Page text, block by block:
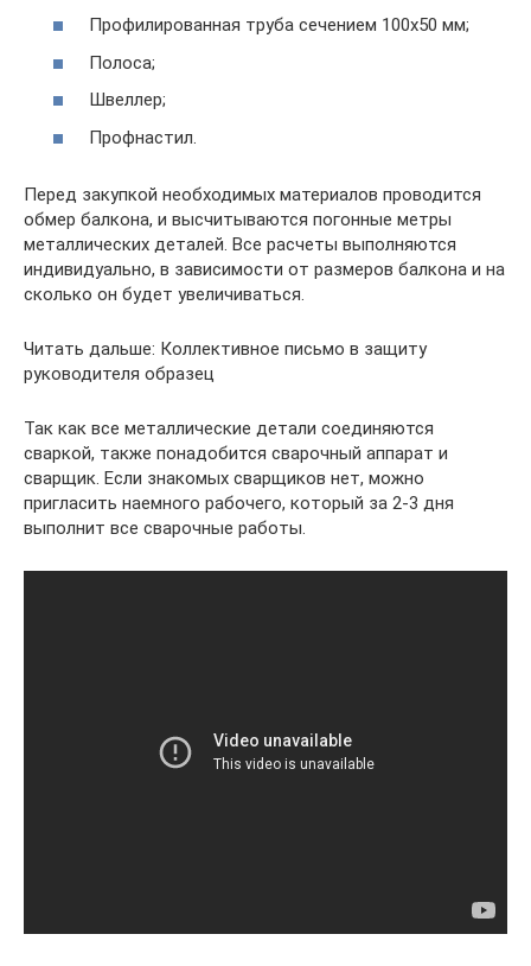
Профилированная труба сечением 100х50 мм;
Полоса;
Швеллер;
Профнастил.
Перед закупкой необходимых материалов проводится
обмер балкона, и высчитываются погонные метры
металлических деталей. Все расчеты выполняются
индивидуально, в зависимости от размеров балкона и на
сколько он будет увеличиваться.
Читать дальше: Коллективное письмо в защиту
руководителя образец
Так как все металлические детали соединяются
сваркой, также понадобится сварочный аппарат и
сварщик. Если знакомых сварщиков нет, можно
пригласить наемного рабочего, который за 2-3 дня
выполнит все сварочные работы.